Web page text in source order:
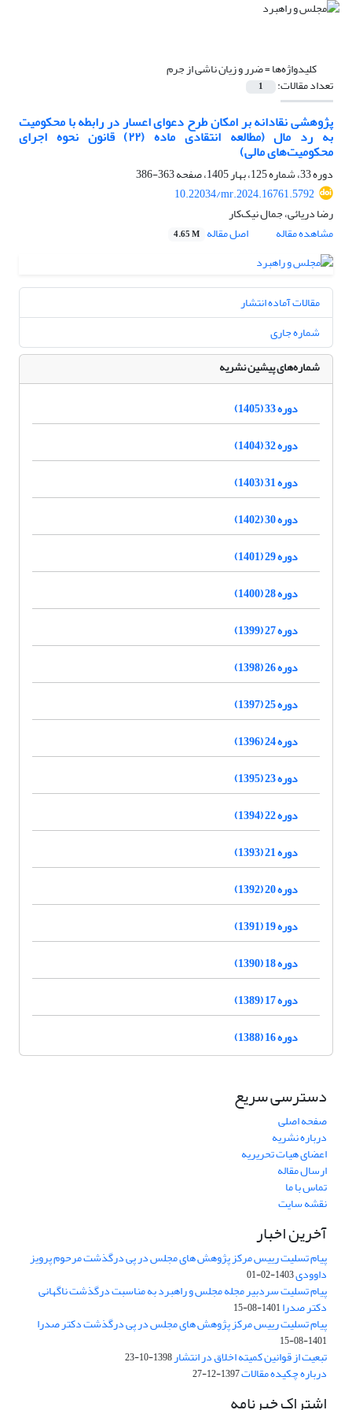
کلیدواژه‌ها =ضرر و زیان ناشی از جرم
تعداد مقالات: 1
پژوهشی نقادانه بر امکان طرح دعوای اعسار در رابطه با محکومیت
به رد مال (مطالعه انتقادی ماده (۲۲) قانون نحوه اجرای
محکومیت‌های مالی)
دوره 33، شماره 125، بهار 1405، صفحه
363-386
10.22034/mr.2024.16761.5792
رضا دریائی، جمال نیک‌کار
مشاهده مقاله
اصل مقاله 4.65 M
مقالات آماده انتشار
شماره جاری
شماره‌های پیشین نشریه
دوره 33 (1405)
دوره 32 (1404)
دوره 31 (1403)
دوره 30 (1402)
دوره 29 (1401)
دوره 28 (1400)
دوره 27 (1399)
دوره 26 (1398)
دوره 25 (1397)
دوره 24 (1396)
دوره 23 (1395)
دوره 22 (1394)
دوره 21 (1393)
دوره 20 (1392)
دوره 19 (1391)
دوره 18 (1390)
دوره 17 (1389)
دوره 16 (1388)
دسترسی سریع
صفحه اصلی
درباره نشریه
اعضای هیات تحریریه
ارسال مقاله
تماس با ما
نقشه سایت
آخرین اخبار
پیام تسلیت رییس مرکز پژوهش های مجلس در پی درگذشت مرحوم پرویز
داوودی1403-02-01
پیام تسلیت سردبیر مجله مجلس و راهبرد به مناسبت درگذشت ناگهانی
دکتر صدرا1401-08-15
پیام تسلیت رییس مرکز پژوهش های مجلس در پی درگذشت دکتر صدرا
1401-08-15
تبعیت از قوانین کمیته اخلاق در انتشار1398-10-23
درباره چکیده مقالات1397-12-27
اشتراک خبرنامه